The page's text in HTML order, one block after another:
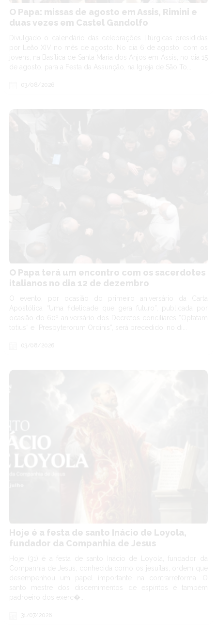
O Papa: missas de agosto em Assis, Rimini e
duas vezes em Castel Gandolfo
Divulgado o calendário das celebrações litúrgicas presididas
por Leão XIV no mês de agosto. No dia 6 de agosto, com os
jovens, na Basílica de Santa Maria dos Anjos em Assis; no dia 15
de agosto, para a Festa da Assunção, na Igreja de São To...
03/08/2026
O Papa terá um encontro com os sacerdotes
italianos no dia 12 de dezembro
O evento, por ocasião do primeiro aniversário da Carta
Apostólica “Uma fidelidade que gera futuro”, publicada por
ocasião do 60º aniversário dos Decretos conciliares “Optatam
totius” e “Presbyterorum Ordinis”, será precedido, no di...
03/08/2026
Hoje é a festa de santo Inácio de Loyola,
fundador da Companhia de Jesus
Hoje (31) é a festa de santo Inácio de Loyola, fundador da
Companhia de Jesus, conhecida como os jesuítas, ordem que
desempenhou um papel importante na contrarreforma. O
santo mestre dos discernimentos de espíritos é também
padroeiro dos exerc�...
31/07/2026